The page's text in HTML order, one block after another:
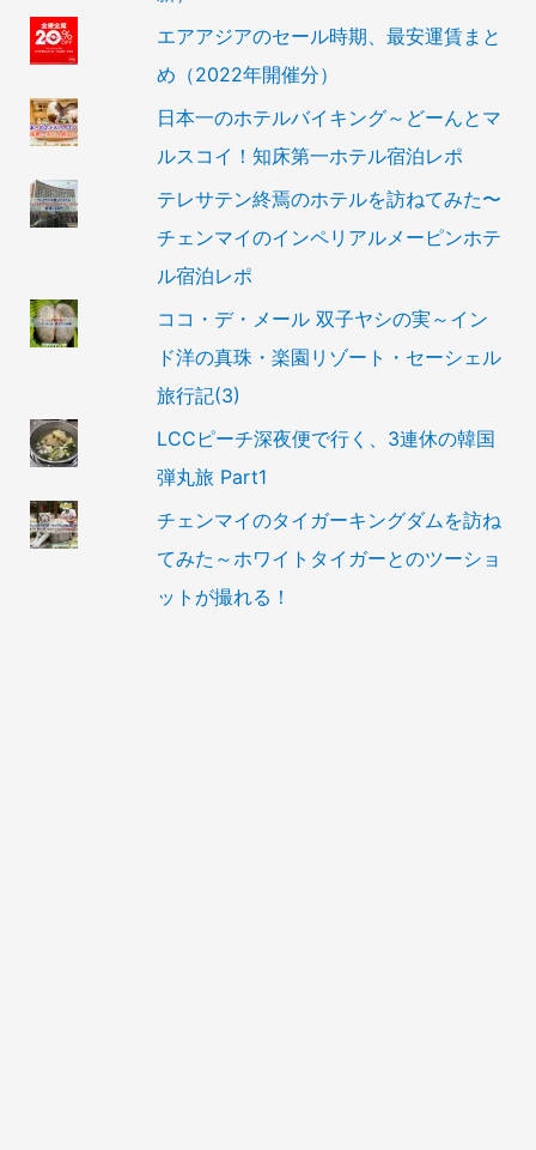
エアアジアのセール時期、最安運賃まと
め（2022年開催分）
日本一のホテルバイキング～どーんとマ
ルスコイ！知床第一ホテル宿泊レポ
テレサテン終焉のホテルを訪ねてみた〜
チェンマイのインペリアルメーピンホテ
ル宿泊レポ
ココ・デ・メール 双子ヤシの実～イン
ド洋の真珠・楽園リゾート・セーシェル
旅行記(3)
LCCピーチ深夜便で行く、3連休の韓国
弾丸旅 Part1
チェンマイのタイガーキングダムを訪ね
てみた～ホワイトタイガーとのツーショ
ットが撮れる！